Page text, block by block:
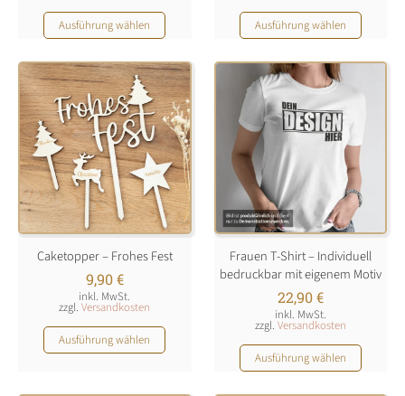
Ausführung wählen
Dieses
Produkt
weist
mehrere
Varianten
auf.
Die
Optionen
können
auf
der
Produktseite
gewählt
werden
Ausführung wählen
Dieses
Produkt
weist
mehrere
Varianten
auf.
Die
Optionen
können
auf
der
Produktseite
gewählt
werden
Caketopper – Frohes Fest
9,90€
inkl. MwSt.
zzgl.Versandkosten
Ausführung wählen
Dieses
Produkt
Frauen T-Shirt – Individuell
bedruckbar mit eigenem Motiv
22,90€
inkl. MwSt.
zzgl. Versandkosten
Ausführung wählen
Dieses
Produkt